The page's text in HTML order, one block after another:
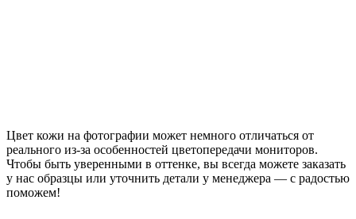
Цвет кожи на фотографии может немного отличаться от
реального из-за особенностей цветопередачи мониторов.
Чтобы быть уверенными в оттенке, вы всегда можете заказать
у нас образцы или уточнить детали у менеджера — с радостью
поможем!